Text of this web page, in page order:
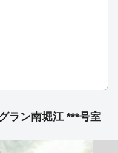
ラン南堀江 ***号室